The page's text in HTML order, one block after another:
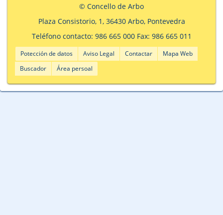
© Concello de Arbo
Plaza Consistorio, 1, 36430 Arbo, Pontevedra
Teléfono contacto: 986 665 000 Fax: 986 665 011
Potección de datos Aviso Legal Contactar
Mapa Web
Buscador
Área persoal